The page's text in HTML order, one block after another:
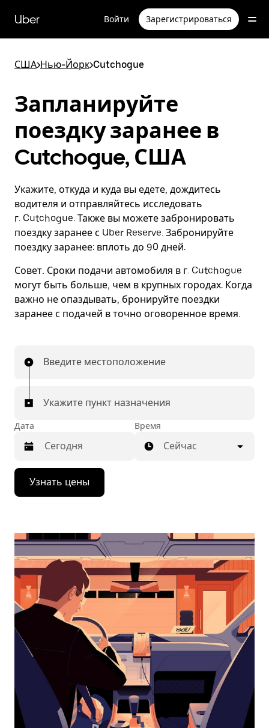
перейти
к
Uber Войти Зарегистрироваться
США>Нью-Йорк>Cutchogue
Запланируйте
поездку заранее в
Cutchogue, США
Укажите, откуда и куда вы едете, дождитесь
водителя и отправляйтесь исследовать
г. Cutchogue. Также вы можете забронировать
поездку заранее с Uber Reserve. Забронируйте
поездку заранее: вплоть до 90 дней.
Совет. Сроки подачи автомобиля в г. Cutchogue
могут быть больше, чем в крупных городах. Когда
важно не опаздывать, бронируйте поездки
заранее с подачей в точно оговоренное время.
Введите местоположение
Укажите пункт назначения
Дата
Нажмите
стрелку
вниз,
календарю
выбрать
дату.
Чтобы
закрыть
календарь,
нажмите
Esc.
Время
Сейчас
Узнать цены